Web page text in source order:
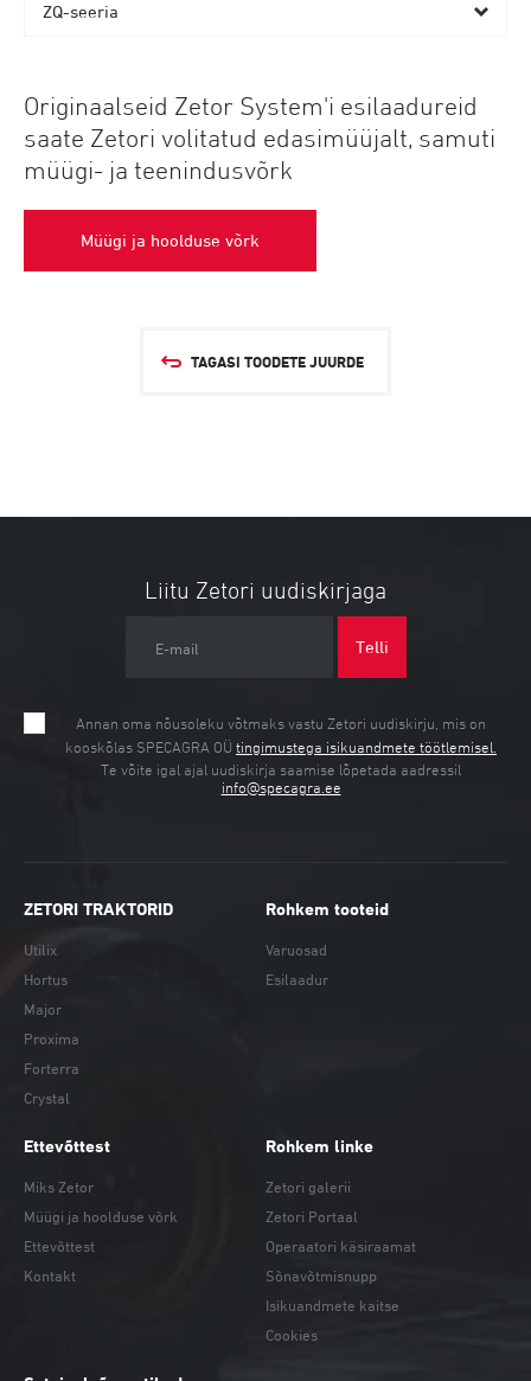
ZQ-seeria
Originaalseid Zetor System'i esilaadureid
saate Zetori volitatud edasimüüjalt, samuti
müügi- ja teenindusvõrk
Müügi ja hoolduse võrk
TAGASI TOODETE JUURDE
Liitu Zetori uudiskirjaga
E-mail Telli
Annan oma nõusoleku võtmaks vastu Zetori uudiskirju, mis on
kooskõlas SPECAGRA OÜ tingimustega isikuandmete töötlemisel.
Te võite igal ajal uudiskirja saamise lõpetada aadressil
info@specagra.ee
ZETORI TRAKTORID
Utilix
Hortus
Major
Proxima
Forterra
Crystal
Rohkem tooteid
Varuosad
Esilaadur
Ettevõttest
Miks Zetor
Müügi ja hoolduse võrk
Ettevõttest
Kontakt
Rohkem linke
Zetori galerii
Zetori Portaal
Operaatori käsiraamat
Sõnavõtmisnupp
Isikuandmete kaitse
Cookies